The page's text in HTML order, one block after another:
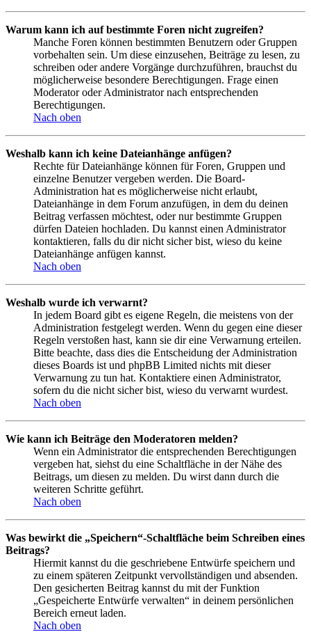
Warum kann ich auf bestimmte Foren nicht zugreifen?
Manche Foren können bestimmten Benutzern oder Gruppen
vorbehalten sein. Um diese einzusehen, Beiträge zu lesen, zu
schreiben oder andere Vorgänge durchzuführen, brauchst du
möglicherweise besondere Berechtigungen. Frage einen
Moderator oder Administrator nach entsprechenden
Berechtigungen.
Nach oben
Weshalb kann ich keine Dateianhänge anfügen?
Rechte für Dateianhänge können für Foren, Gruppen und
einzelne Benutzer vergeben werden. Die Board-
Administration hat es möglicherweise nicht erlaubt,
Dateianhänge in dem Forum anzufügen, in dem du deinen
Beitrag verfassen möchtest, oder nur bestimmte Gruppen
dürfen Dateien hochladen. Du kannst einen Administrator
kontaktieren, falls du dir nicht sicher bist, wieso du keine
Dateianhänge anfügen kannst.
Nach oben
Weshalb wurde ich verwarnt?
In jedem Board gibt es eigene Regeln, die meistens von der
Administration festgelegt werden. Wenn du gegen eine dieser
Regeln verstoßen hast, kann sie dir eine Verwarnung erteilen.
Bitte beachte, dass dies die Entscheidung der Administration
dieses Boards ist und phpBB Limited nichts mit dieser
Verwarnung zu tun hat. Kontaktiere einen Administrator,
sofern du die nicht sicher bist, wieso du verwarnt wurdest.
Nach oben
Wie kann ich Beiträge den Moderatoren melden?
Wenn ein Administrator die entsprechenden Berechtigungen
vergeben hat, siehst du eine Schaltfläche in der Nähe des
Beitrags, um diesen zu melden. Du wirst dann durch die
weiteren Schritte geführt.
Nach oben
Was bewirkt die „Speichern“-Schaltfläche beim Schreiben eines
Beitrags?
Hiermit kannst du die geschriebene Entwürfe speichern und
zu einem späteren Zeitpunkt vervollständigen und absenden.
Den gesicherten Beitrag kannst du mit der Funktion
„Gespeicherte Entwürfe verwalten“ in deinem persönlichen
Bereich erneut laden.
Nach oben